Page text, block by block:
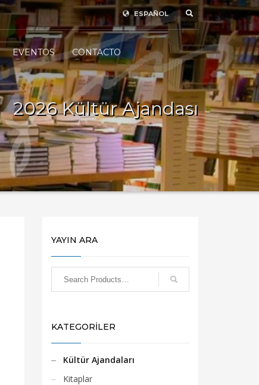
ESPAÑOL
EVENTOS CONTACTO
2026 Kültür Ajandası
YAYIN ARA
KATEGORİLER
Kültür Ajandaları
Kitaplar